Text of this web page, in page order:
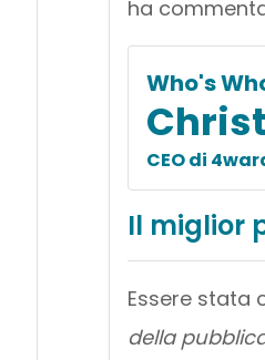
ha
Who's
CEO di
Il miglior
Essere stata
della